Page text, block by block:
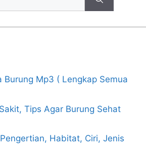
Burung Mp3 ( Lengkap Semua
Tips Agar Burung Sehat
Habitat, Ciri, Jenis